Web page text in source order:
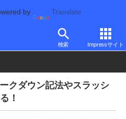
by Translate
検索 Impressサイト
ト/スマートフォン モバイルノート
クダウン記法やスラッシ
！